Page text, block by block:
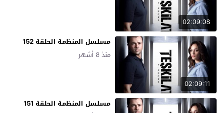
02:09:08
02:09:11
مسلسل المنظمة الحلقة 152
منذ 8 أشهر
مسلسل المنظمة الحلقة 151